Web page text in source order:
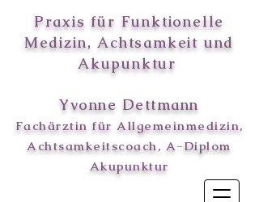
Praxis für Funktionelle
Medizin, Achtsamkeit und
Akupunktur
Yvonne Dettmann
Fachärztin für Allgemeinmedizin,
Achtsamkeitscoach, A-Diplom
Akupunktur